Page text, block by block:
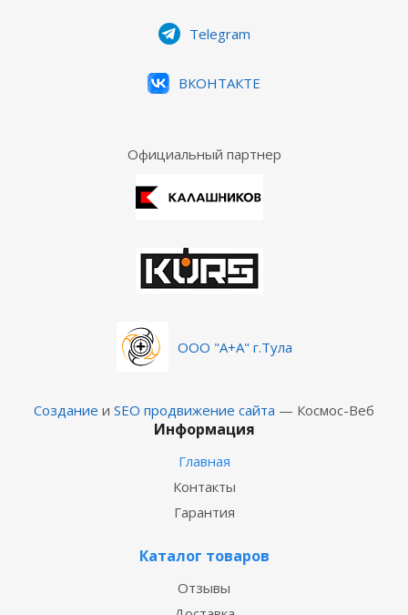
Telegram
ВКОНТАКТЕ
Официальный партнер
ООО "А+А" г.Тула
Создание и SEO продвижение сайта — Космос-Веб
Информация
Главная
Контакты
Гарантия
Каталог товаров
Отзывы